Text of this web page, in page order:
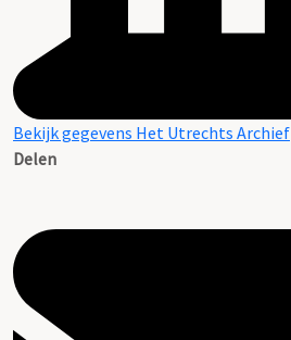
Bekijk gegevens Het Utrechts Archief
Delen